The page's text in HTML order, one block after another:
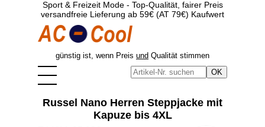
Sport & Freizeit Mode - Top-Qualität, fairer Preis
versandfreie Lieferung ab 59€ (AT 79€) Kaufwert
günstig ist, wenn Preis und Qualität stimmen
Russel Nano Herren Steppjacke mit
Kapuze bis 4XL